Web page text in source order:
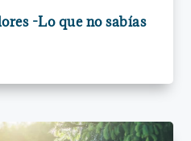
-Lo que no sabías